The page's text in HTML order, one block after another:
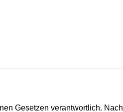
Gesetzen verantwortlich. Nach